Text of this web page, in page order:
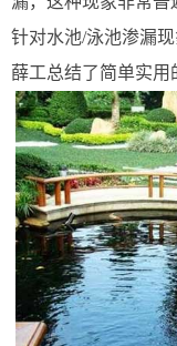
针对水池/泳池渗漏
薛工总结了简单实用